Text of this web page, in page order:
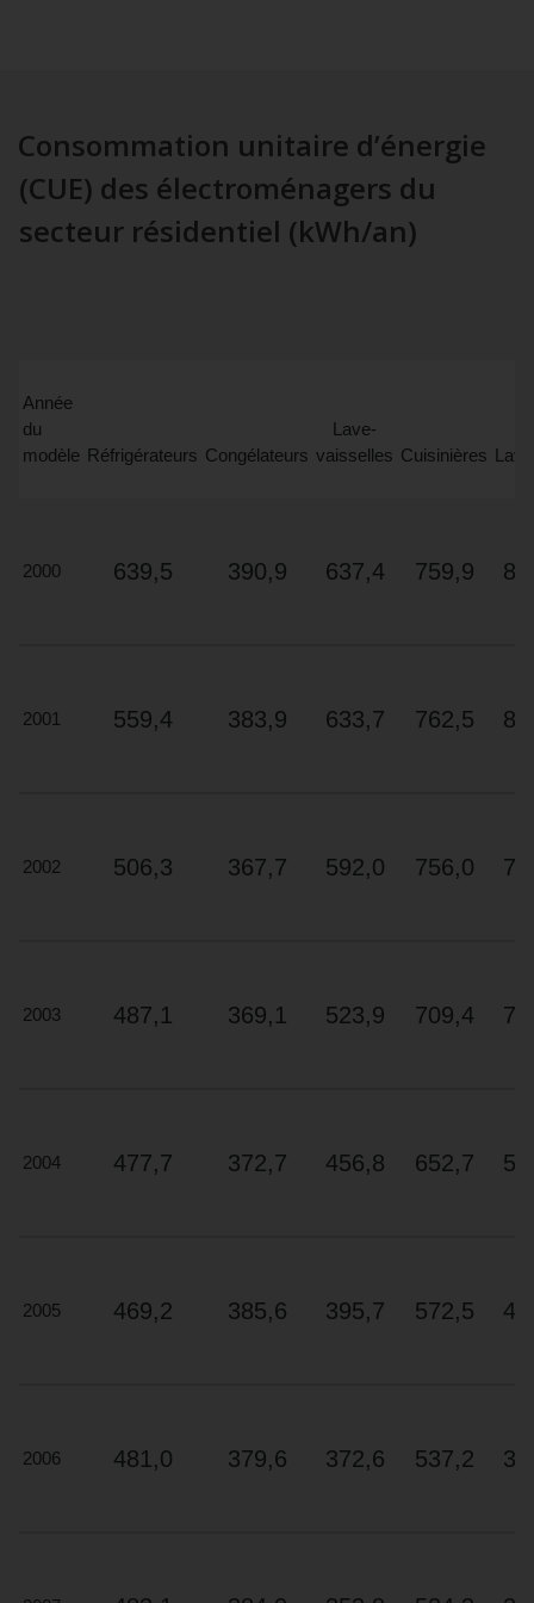
Canada.
Mieux
ils
de
améliorées
précis
®.
modèles
ENERGY
Consommation unitaire d’énergie
(CUE) des électroménagers du
secteur résidentiel (kWh/an)
Année
du
modèle Réfrigérateurs Congélateurs
Lave-
vaisselles Cuisinières
2000 639,5 390,9 637,4 759,9
2001 559,4 383,9 633,7 762,5
2002 506,3 367,7 592,0 756,0
2003 487,1 369,1 523,9 709,4
2004 477,7 372,7 456,8 652,7
2005 469,2 385,6 395,7 572,5
2006 481,0 379,6 372,6 537,2